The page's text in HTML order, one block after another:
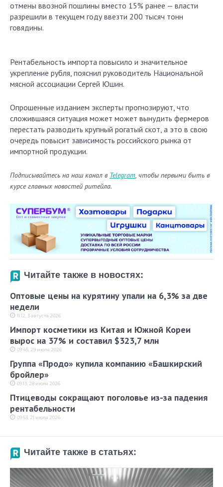
отмены ввозной пошлины вместо 15% ранее — власти
разрешили в текущем году ввезти 200 тысяч тонн
говядины.
Рентабельность импорта повысило и значительное
укрепление рубля, пояснил руководитель Национальной
мясной ассоциации Сергей Юшин.
Опрошенные изданием эксперты прогнозируют, что
сложившаяся ситуация может может вынудить фермеров
перестать разводить крупный рогатый скот, а это в свою
очередь повысит зависимость российского рынка от
импортной продукции.
Подписывайтесь на наш канал в Telegram, чтобы первыми быть в
курсе главных новостей ритейла.
Читайте также в новостях:
Оптовые цены на курятину упали на 6,3% за две
недели
11:12, 3 августа 2026
Импорт косметики из Китая и Южной Кореи
вырос на 37% и составил $323,7 млн
09:45, 29 июля 2026
Группа «Продо» купила компанию «Башкирский
бройлер»
09:13, 28 июля 2026
Птицеводы сокращают поголовье из-за падения
рентабельности
09:53, 21 июля 2026
Читайте также в статьях: